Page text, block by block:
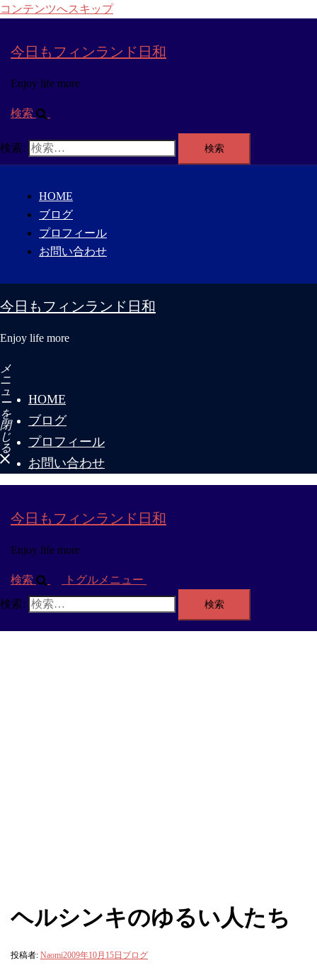
コンテンツへスキップ
今日もフィンランド日和
Enjoy life more
検索
検索:
HOME
ブログ
プロフィール
お問い合わせ
今日もフィンランド日和
Enjoy life more
メ
ニ
ュ
ー
を
閉
じ
る
HOME
ブログ
プロフィール
お問い合わせ
今日もフィンランド日和
Enjoy life more
検索
トグルメニュー
検索:
ヘルシンキのゆるい人たち
投稿者: Naomi2009年10月15日 ブログ